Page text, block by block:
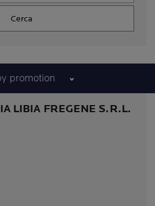
Cerca
promotion
LIBIA FREGENE S.R.L.